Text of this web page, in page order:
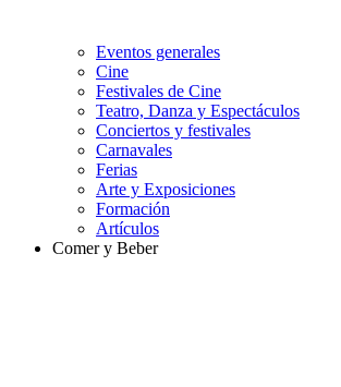
Eventos generales
Cine
Festivales de Cine
Teatro, Danza y Espectáculos
Conciertos y festivales
Carnavales
Ferias
Arte y Exposiciones
Formación
Artículos
Comer y Beber